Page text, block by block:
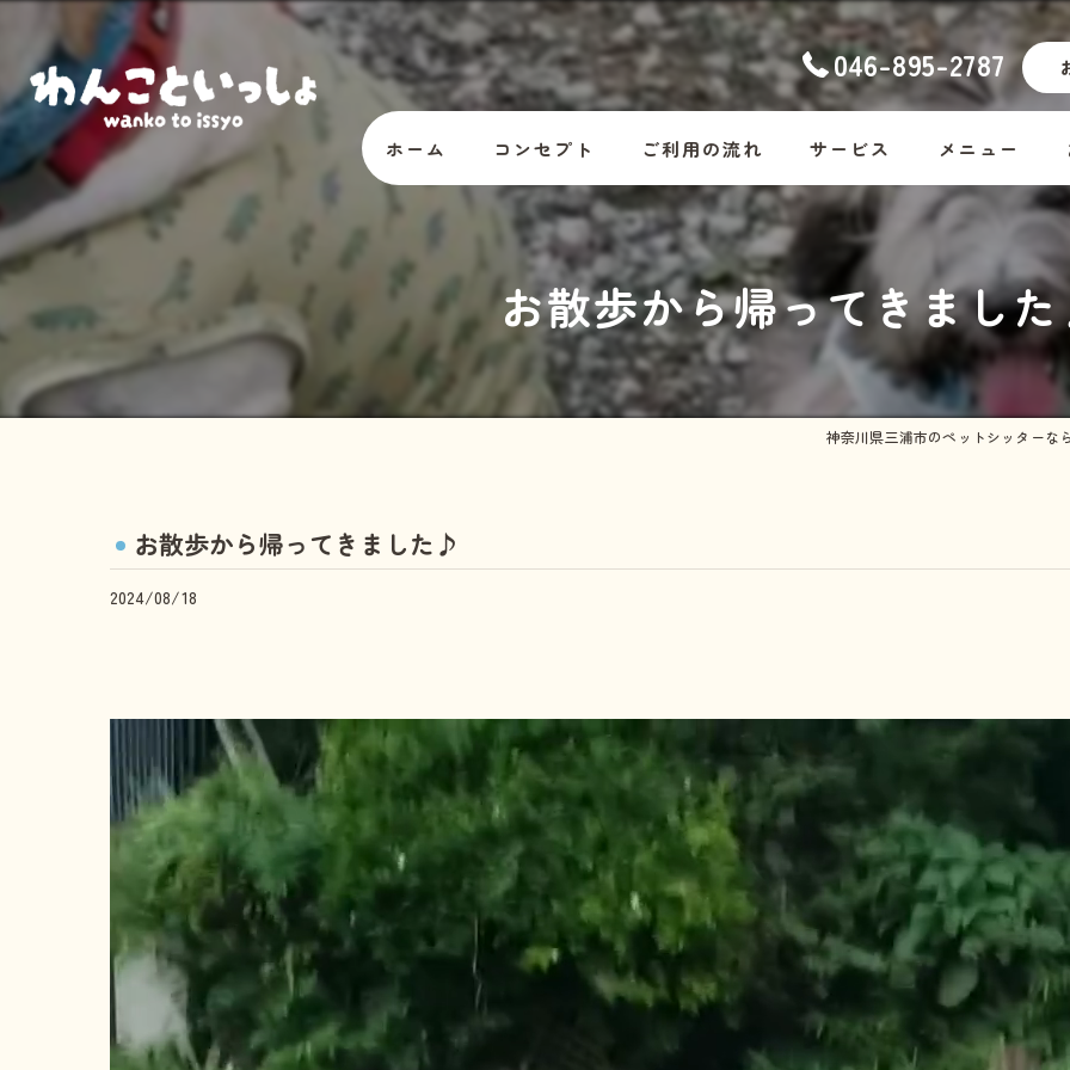
046-895-2787
ホーム コンセプト
オーナーの想い
スタッフ紹介
ご利用の流れ サービス
幼稚園
ホームステイ
しつけ
お散歩代行
しつけ教室
メニュー
コース料金
Dog
Cat
Rabbit・
その他の料金
お散歩から帰ってきまし
神奈川県三浦市のペットシッターな
お散歩から帰ってきました♪
2024/08/18